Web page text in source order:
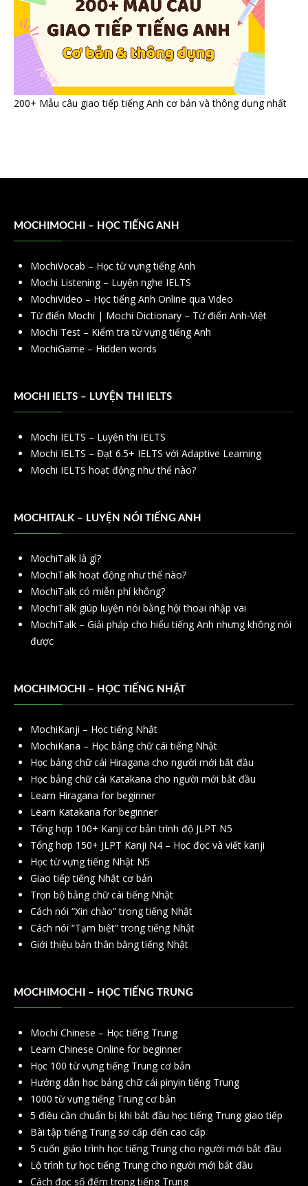
200+ Mẫu câu giao tiếp tiếng Anh cơ bản và thông dụng nhất
MOCHIMOCHI – HỌC TIẾNG ANH
MochiVocab – Học từ vựng tiếng Anh
Mochi Listening – Luyện nghe IELTS
MochiVideo – Học tiếng Anh Online qua Video
Từ điển Mochi | Mochi Dictionary – Từ điển Anh-Việt
Mochi Test – Kiểm tra từ vựng tiếng Anh
MochiGame – Hidden words
MOCHI IELTS – LUYỆN THI IELTS
Mochi IELTS – Luyện thi IELTS
Mochi IELTS – Đạt 6.5+ IELTS với Adaptive Learning
Mochi IELTS hoạt động như thế nào?
MOCHITALK – LUYỆN NÓI TIẾNG ANH
MochiTalk là gì?
MochiTalk hoạt động như thế nào?
MochiTalk có miễn phí không?
MochiTalk giúp luyện nói bằng hội thoại nhập vai
MochiTalk – Giải pháp cho hiểu tiếng Anh nhưng không nói
được
MOCHIMOCHI – HỌC TIẾNG NHẬT
MochiKanji – Học tiếng Nhật
MochiKana – Học bảng chữ cái tiếng Nhật
Học bảng chữ cái Hiragana cho người mới bắt đầu
Học bảng chữ cái Katakana cho người mới bắt đầu
Learn Hiragana for beginner
Learn Katakana for beginner
Tổng hợp 100+ Kanji cơ bản trình độ JLPT N5
Tổng hợp 150+ JLPT Kanji N4 – Học đọc và viết kanji
Học từ vựng tiếng Nhật N5
Giao tiếp tiếng Nhật cơ bản
Trọn bộ bảng chữ cái tiếng Nhật
Cách nói “Xin chào” trong tiếng Nhật
Cách nói “Tạm biệt” trong tiếng Nhật
Giới thiệu bản thân bằng tiếng Nhật
MOCHIMOCHI – HỌC TIẾNG TRUNG
Mochi Chinese – Học tiếng Trung
Learn Chinese Online for beginner
Học 100 từ vựng tiếng Trung cơ bản
Hướng dẫn học bảng chữ cái pinyin tiếng Trung
1000 từ vựng tiếng Trung cơ bản
5 điều cần chuẩn bị khi bắt đầu học tiếng Trung giao tiếp
Bài tập tiếng Trung sơ cấp đến cao cấp
5 cuốn giáo trình học tiếng Trung cho người mới bắt đầu
Lộ trình tự học tiếng Trung cho người mới bắt đầu
Cách đọc số đếm trong tiếng Trung